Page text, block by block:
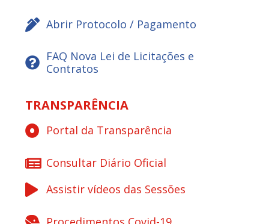
Abrir Protocolo / Pagamento
FAQ Nova Lei de Licitações e
Contratos
TRANSPARÊNCIA
Portal da Transparência
Consultar Diário Oficial
Assistir vídeos das Sessões